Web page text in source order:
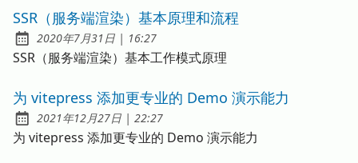
SSR（服务端渲染）基本原理和流程
发布于
2020年7月31日 | at
16:27
SSR（服务端渲染）基本工作模式原理
为 vitepress 添加更专业的 Demo 演示能力
发布于
2021年12月27日 |at
22:27
为 vitepress 添加更专业的 Demo 演示能力